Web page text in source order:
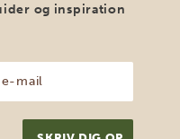
og inspiration